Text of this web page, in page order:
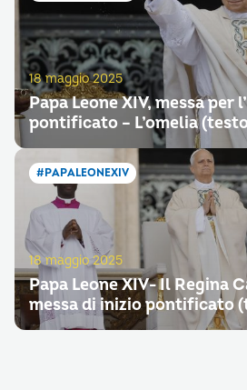
18 maggio 2025
Papa Leone XIV, messa per
pontificato – L’omelia
#PAPALEONEXIV
18 maggio 2025
Papa Leone XIV- Il Regina
messa di inizio pontificato